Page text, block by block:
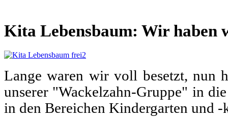
Kita Lebensbaum: Wir haben
Lange waren wir voll besetzt, nun
unserer "Wackelzahn-Gruppe" in
in den Bereichen Kindergarten und -